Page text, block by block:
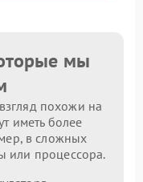
мы
похожи на
иметь более
в сложных
или процессора.